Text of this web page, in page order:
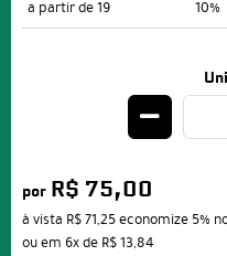
a partir de 19
10%
por R$ 75,00
à vista R$ 71,25economize 5%
ou em 6xde R$ 13,84